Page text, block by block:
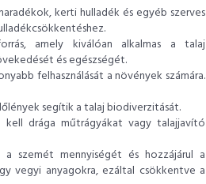
kerti hulladék és egyéb szerves
amely kiválóan alkalmas a talaj
és egészségét.
felhasználását a növények számára.
segítik a talaj biodiverzitását.
drága műtrágyákat vagy talajjavító
szemét mennyiségét és hozzájárul a
vegyi anyagokra, ezáltal csökkentve a